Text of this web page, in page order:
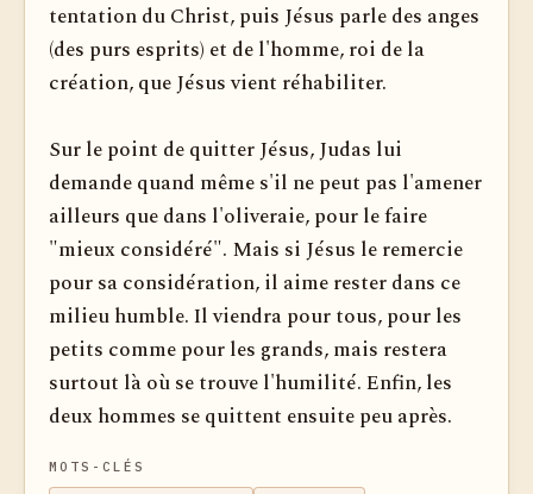
tentation du Christ, puis Jésus parle des anges
(des purs esprits) et de l'homme, roi de la
création, que Jésus vient réhabiliter.
Sur le point de quitter Jésus, Judas lui
demande quand même s'il ne peut pas l'amener
ailleurs que dans l'oliveraie, pour le faire
"mieux considéré". Mais si Jésus le remercie
pour sa considération, il aime rester dans ce
milieu humble. Il viendra pour tous, pour les
petits comme pour les grands, mais restera
surtout là où se trouve l'humilité. Enfin, les
deux hommes se quittent ensuite peu après.
MOTS-CLÉS